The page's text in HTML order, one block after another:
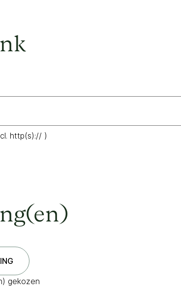
http(s):// )
gekozen